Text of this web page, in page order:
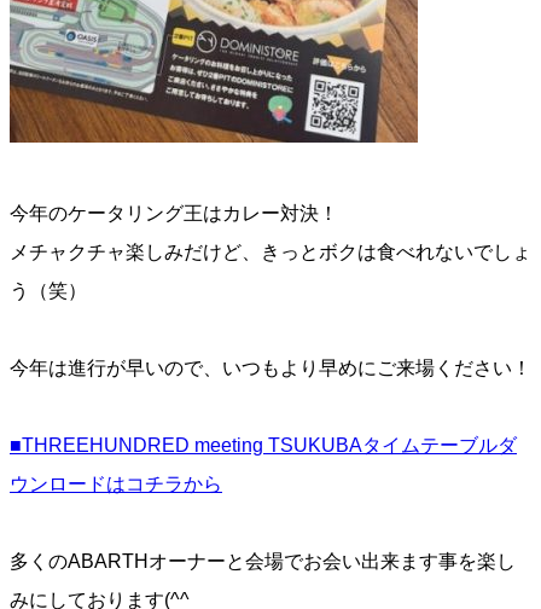
今年のケータリング王はカレー対決！
メチャクチャ楽しみだけど、きっとボクは食べれないでしょ
う（笑）
今年は進行が早いので、いつもより早めにご来場ください！
■THREEHUNDRED meeting TSUKUBAタイムテーブルダ
ウンロードはコチラから
多くのABARTHオーナーと会場でお会い出来ます事を楽し
みにしております(^^ゞ